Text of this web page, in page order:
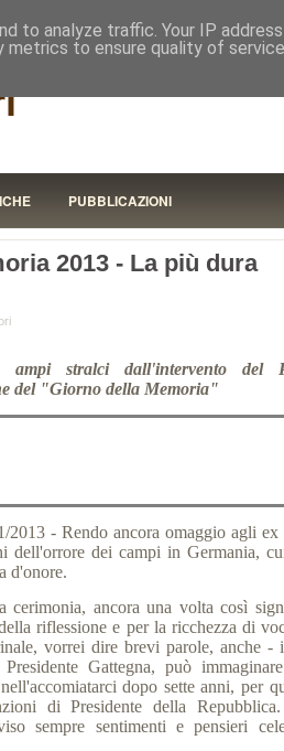
PUBBLICAZIONI
2013 - La più dura
ampi stralci dall'intervento del
del "Giorno della Memoria"
2013 - Rendo ancora omaggio agli ex
dell'orrore dei campi in Germania,
d'onore.
ancora una volta così
riflessione e per la ricchezza di
vorrei dire brevi parole, anche -
Gattegna, può
dopo sette anni, per
di Presidente della
sempre sentimenti e pensieri
to analyze traffic. Your IP
to ensure quality of